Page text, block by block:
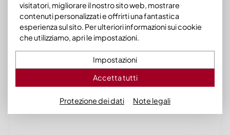
visitatori, migliorare il nostro sito web, mostrare
contenuti personalizzati e offrirti una fantastica
esperienza sul sito. Per ulteriori informazioni sui cookie
che utilizziamo, apri le impostazioni.
Impostazioni
Accetta tutti
Protezione dei dati Note legali